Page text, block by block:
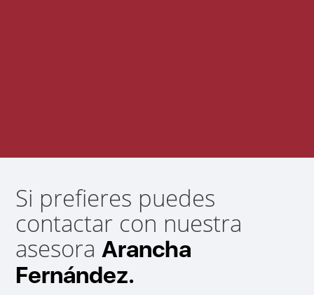
Si prefieres puedes
contactar con nuestra
asesoraArancha
Fernández.